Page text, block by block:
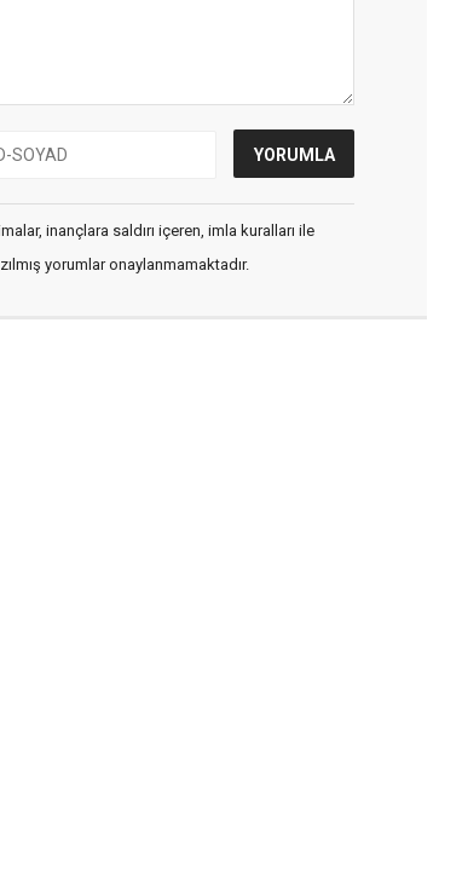
inançlara saldırı içeren, imla kuralları ile
yorumlar onaylanmamaktadır.